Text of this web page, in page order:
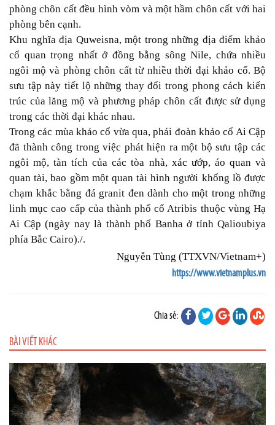
phòng chôn cất đều hình vòm và một hầm chôn cất với hai
phòng bên cạnh.
Khu nghĩa địa Quweisna, một trong những địa điểm khảo
cổ quan trọng nhất ở đồng bằng sông Nile, chứa nhiều
ngôi mộ và phòng chôn cất từ nhiều thời đại khảo cổ. Bộ
sưu tập này tiết lộ những thay đổi trong phong cách kiến
trúc của lăng mộ và phương pháp chôn cất được sử dụng
trong các thời đại khác nhau.
Trong các mùa khảo cổ vừa qua, phái đoàn khảo cổ Ai Cập
đã thành công trong việc phát hiện ra một bộ sưu tập các
ngôi mộ, tàn tích của các tòa nhà, xác ướp, áo quan và
quan tài, bao gồm một quan tài hình người khổng lồ được
chạm khắc bằng đá granit đen dành cho một trong những
linh mục cao cấp của thành phố cổ Atribis thuộc vùng Hạ
Ai Cập (ngày nay là thành phố Banha ở tỉnh Qalioubiya
phía Bắc Cairo)./.
Nguyễn Tùng (TTXVN/Vietnam+)
https://www.vietnamplus.vn
Chia sẻ:
BÀI VIẾT KHÁC